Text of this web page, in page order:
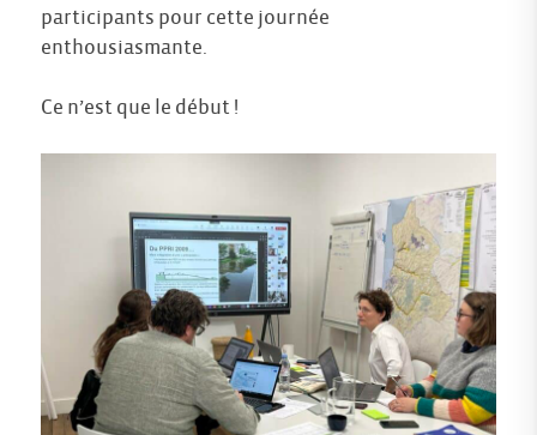
participants pour cette journée
enthousiasmante.
Ce n’est que le début !